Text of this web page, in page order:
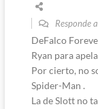
Responde a
DeFalco
Ryan para
Por cierto, no
Spider-Man .
La de Slott no